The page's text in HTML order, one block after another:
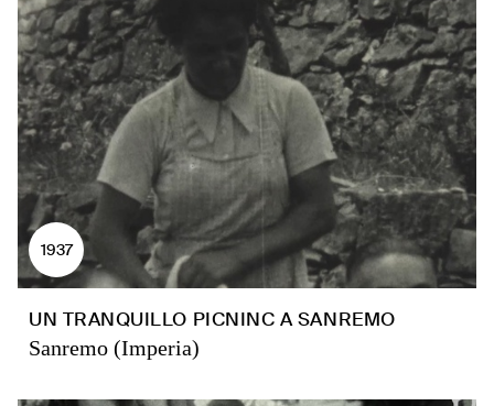
1937
UN TRANQUILLO PICNINC A SANREMO
Sanremo (Imperia)